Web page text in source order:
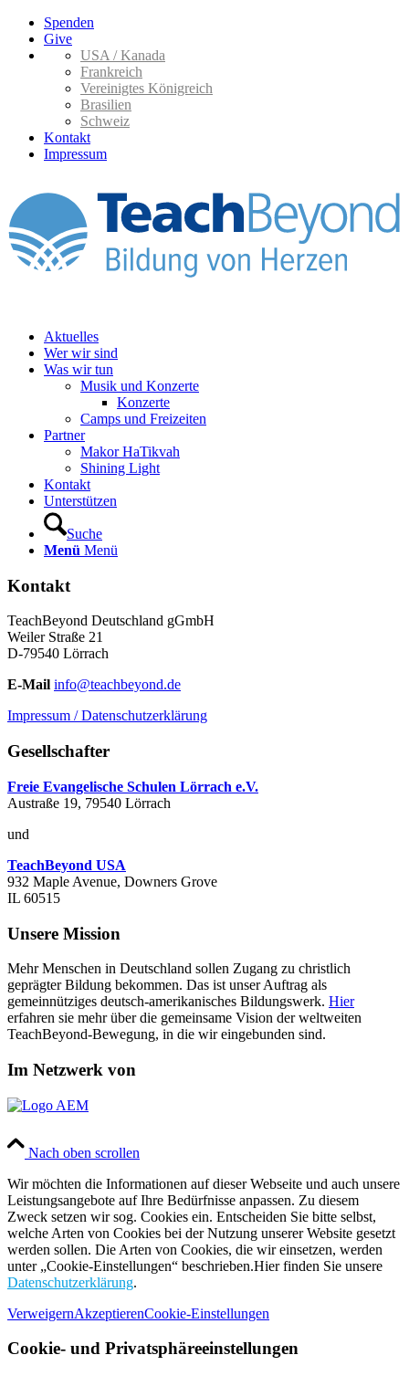
Spenden
Give
USA / Kanada
Frankreich
Vereinigtes Königreich
Brasilien
Schweiz
Kontakt
Impressum
Aktuelles
Wer wir sind
Was wir tun
Musik und Konzerte
Konzerte
Camps und Freizeiten
Partner
Makor HaTikvah
Shining Light
Kontakt
Unterstützen
Suche
Menü Menü
Kontakt
TeachBeyond Deutschland gGmbH
Weiler Straße 21
D-79540 Lörrach
E-Mail info@teachbeyond.de
Impressum / Datenschutzerklärung
Gesellschafter
Freie Evangelische Schulen Lörrach e.V.
Austraße 19, 79540 Lörrach
und
TeachBeyond USA
932 Maple Avenue, Downers Grove
IL 60515
Unsere Mission
Mehr Menschen in Deutschland sollen Zugang zu christlich
geprägter Bildung bekommen. Das ist unser Auftrag als
gemeinnütziges deutsch-amerikanisches Bildungswerk. Hier
erfahren sie mehr über die gemeinsame Vision der weltweiten
TeachBeyond-Bewegung, in die wir eingebunden sind.
Im Netzwerk von
Nach oben scrollen
Wir möchten die Informationen auf dieser Webseite und auch unsere
Leistungsangebote auf Ihre Bedürfnisse anpassen. Zu diesem
Zweck setzen wir sog. Cookies ein. Entscheiden Sie bitte selbst,
welche Arten von Cookies bei der Nutzung unserer Website gesetzt
werden sollen. Die Arten von Cookies, die wir einsetzen, werden
unter „Cookie-Einstellungen“ beschrieben.Hier finden Sie unsere
Datenschutzerklärung.
VerweigernAkzeptierenCookie-Einstellungen
Cookie- und Privatsphäreeinstellungen